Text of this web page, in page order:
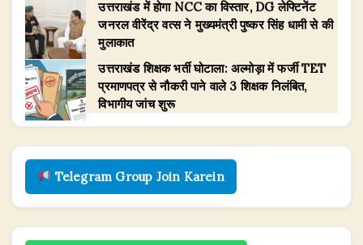
उत्तराखंड में होगा NCC का विस्तार, DG लेफ्टिनेंट
जनरल वीरेंद्र वत्स ने मुख्यमंत्री पुष्कर सिंह धामी से की
मुलाकात
उत्तराखंड शिक्षक भर्ती घोटाला: अल्मोड़ा में फर्जी TET
प्रमाणपत्र से नौकरी पाने वाले 3 शिक्षक निलंबित,
विभागीय जांच शुरू
Telegram Group Join Karein